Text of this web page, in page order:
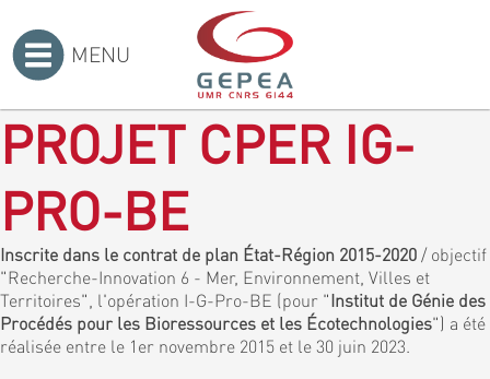
MENU
PROJET CPER IG-
PRO-BE
Inscrite dans le contrat de plan État-Région 2015-2020 / objectif
"Recherche-Innovation 6 - Mer, Environnement, Villes et
Territoires", l'opération I-G-Pro-BE (pour "Institut de Génie des
Procédés pour les Bioressources et les Écotechnologies") a été
réalisée entre le 1er novembre 2015 et le 30 juin 2023.